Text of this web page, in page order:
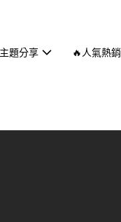
主題分享 🔥人氣熱銷